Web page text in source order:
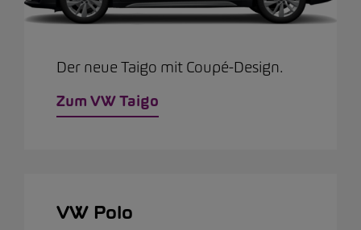
Der neue Taigo mit Coupé-Design.
Zum VW Taigo
VW Polo